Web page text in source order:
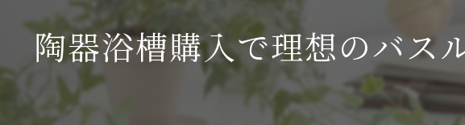
陶器浴槽購入で理想のバス